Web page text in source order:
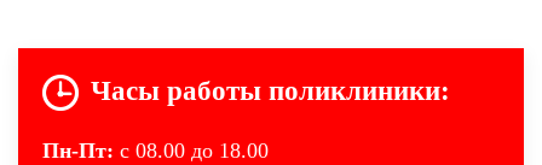
Часы работы поликлиники:
Пн-Пт: с 08.00 до 18.00